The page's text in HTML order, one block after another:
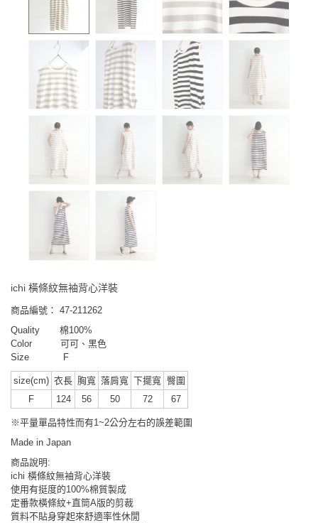
ichi 橫條紋無袖背心洋裝
商品編號： 47-211262
Quality 棉100%
Color 可可、黑色
Size F
size(cm) 衣長 胸寬 落肩寬 下擺寬 臀圍
F
124 56 50 72 67
※平量單品特性而有1~2公分左右的誤差範圍
Made in Japan
商品說明:
ichi 橫條紋無袖背心洋裝
使用有挺度的100%棉質製成
定番款橫條紋+直筒A版的剪裁
質料不貼身穿起來舒適率性休閒